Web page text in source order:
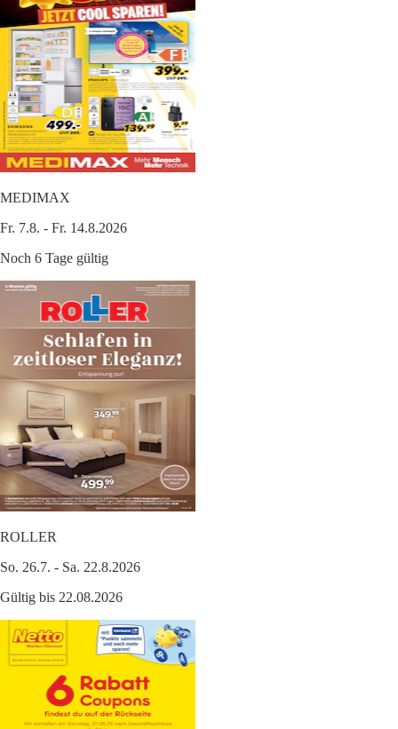
MEDIMAX
Fr. 7.8. - Fr. 14.8.2026
Noch 6 Tage gültig
ROLLER
So. 26.7. - Sa. 22.8.2026
Gültig bis 22.08.2026